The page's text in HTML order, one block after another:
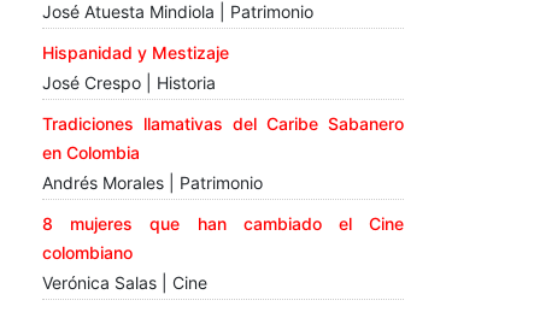
José Atuesta Mindiola | Patrimonio
Hispanidad y Mestizaje
José Crespo | Historia
Tradiciones llamativas del Caribe Sabanero
en Colombia
Andrés Morales | Patrimonio
8 mujeres que han cambiado el Cine
colombiano
Verónica Salas | Cine